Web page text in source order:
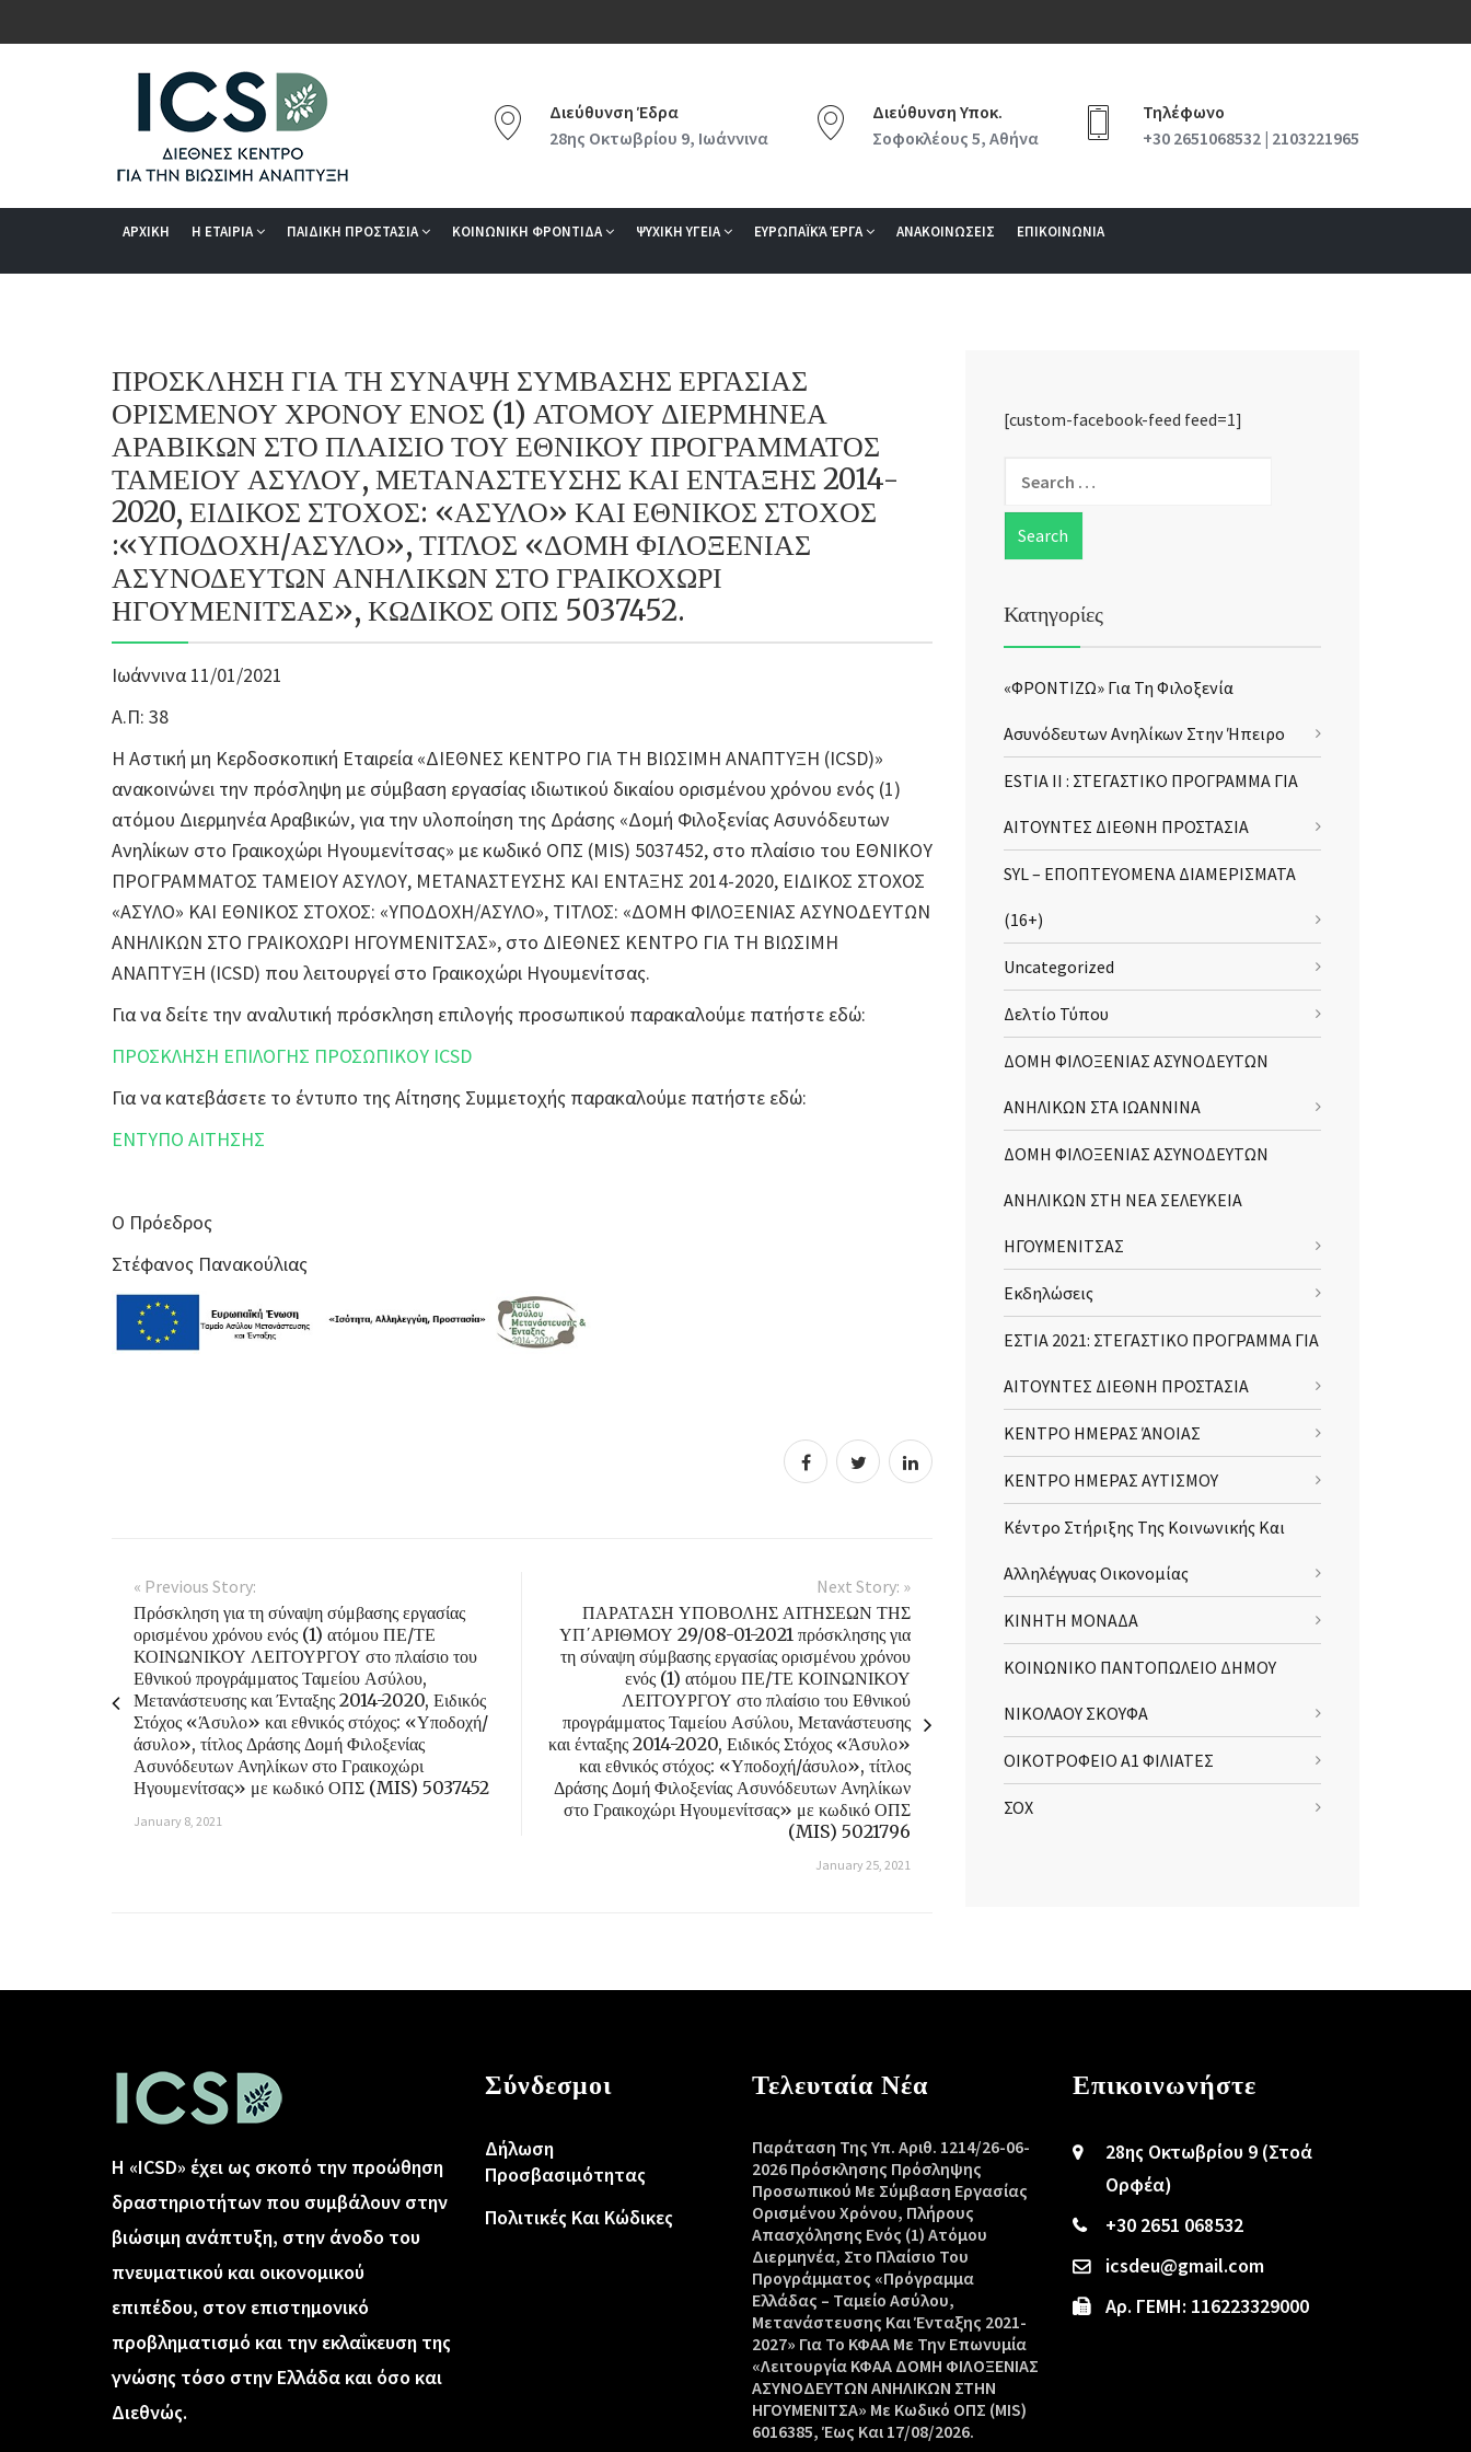
Διεύθυνση Έδρα
28ης Οκτωβρίου 9, Ιωάννινα
Διεύθυνση Υποκ.
Σοφοκλέους 5, Αθήνα
Τηλέφωνο
+30 2651068532 | 2103221965
ΑΡΧΙΚΗ Η ΕΤΑΙΡΙΑ ΠΑΙΔΙΚΗ ΠΡΟΣΤΑΣΙΑ ΚΟΙΝΩΝΙΚΗ ΦΡΟΝΤΙΔΑ ΨΥΧΙΚΗ ΥΓΕΙΑ ΕΥΡΩΠΑΪΚΆ ΈΡΓΑ ΑΝΑΚΟΙΝΩΣΕΙΣ ΕΠΙΚΟΙΝΩΝΙΑ
ΠΡΟΣΚΛΗΣΗ ΓΙΑ ΤΗ ΣΥΝΑΨΗ ΣΥΜΒΑΣΗΣ ΕΡΓΑΣΙΑΣ
ΟΡΙΣΜΕΝΟΥ ΧΡΟΝΟΥ ΕΝΟΣ (1) ΑΤΟΜΟΥ ΔΙΕΡΜΗΝΕΑ
ΑΡΑΒΙΚΩΝ ΣΤΟ ΠΛΑΙΣΙΟ ΤΟΥ ΕΘΝΙΚΟΥ ΠΡΟΓΡΑΜΜΑΤΟΣ
ΤΑΜΕΙΟΥ ΑΣΥΛΟΥ, ΜΕΤΑΝΑΣΤΕΥΣΗΣ ΚΑΙ ΕΝΤΑΞΗΣ 2014-
2020, ΕΙΔΙΚΟΣ ΣΤΟΧΟΣ: «ΑΣΥΛΟ» ΚΑΙ ΕΘΝΙΚΟΣ ΣΤΟΧΟΣ
:«ΥΠΟΔΟΧΗ/ΑΣΥΛΟ», ΤΙΤΛΟΣ «ΔΟΜΗ ΦΙΛΟΞΕΝΙΑΣ
ΑΣΥΝΟΔΕΥΤΩΝ ΑΝΗΛΙΚΩΝ ΣΤΟ ΓΡΑΙΚΟΧΩΡΙ
ΗΓΟΥΜΕΝΙΤΣΑΣ», ΚΩΔΙΚΟΣ ΟΠΣ 5037452.
Ιωάννινα 11/01/2021
Α.Π: 38
Η Αστική μη Κερδοσκοπική Εταιρεία «ΔΙΕΘΝΕΣ ΚΕΝΤΡΟ ΓΙΑ ΤΗ ΒΙΩΣΙΜΗ ΑΝΑΠΤΥΞΗ (ICSD)»
ανακοινώνει την πρόσληψη με σύμβαση εργασίας ιδιωτικού δικαίου ορισμένου χρόνου ενός (1)
ατόμου Διερμηνέα Αραβικών, για την υλοποίηση της Δράσης «Δομή Φιλοξενίας Ασυνόδευτων
Ανηλίκων στο Γραικοχώρι Ηγουμενίτσας» με κωδικό ΟΠΣ (MIS) 5037452, στο πλαίσιο του ΕΘΝΙΚΟΥ
ΠΡΟΓΡΑΜΜΑΤΟΣ ΤΑΜΕΙΟΥ ΑΣΥΛΟΥ, ΜΕΤΑΝΑΣΤΕΥΣΗΣ ΚΑΙ ΕΝΤΑΞΗΣ 2014-2020, ΕΙΔΙΚΟΣ ΣΤΟΧΟΣ
«ΑΣΥΛΟ» ΚΑΙ ΕΘΝΙΚΟΣ ΣΤΟΧΟΣ: «ΥΠΟΔΟΧΗ/ΑΣΥΛΟ», ΤΙΤΛΟΣ: «ΔΟΜΗ ΦΙΛΟΞΕΝΙΑΣ ΑΣΥΝΟΔΕΥΤΩΝ
ΑΝΗΛΙΚΩΝ ΣΤΟ ΓΡΑΙΚΟΧΩΡΙ ΗΓΟΥΜΕΝΙΤΣΑΣ», στο ΔΙΕΘΝΕΣ ΚΕΝΤΡΟ ΓΙΑ ΤΗ ΒΙΩΣΙΜΗ
ΑΝΑΠΤΥΞΗ (ICSD) που λειτουργεί στο Γραικοχώρι Ηγουμενίτσας.
Για να δείτε την αναλυτική πρόσκληση επιλογής προσωπικού παρακαλούμε πατήστε εδώ:
ΠΡΟΣΚΛΗΣΗ ΕΠΙΛΟΓΗΣ ΠΡΟΣΩΠΙΚΟΥ ICSD
Για να κατεβάσετε το έντυπο της Αίτησης Συμμετοχής παρακαλούμε πατήστε εδώ:
ΕΝΤΥΠΟ ΑΙΤΗΣΗΣ
Ο Πρόεδρος
Στέφανος Πανακούλιας
« Previous Story:
Πρόσκληση για τη σύναψη σύμβασης εργασίας
ορισμένου χρόνου ενός (1) ατόμου ΠΕ/ΤΕ
ΚΟΙΝΩΝΙΚΟΥ ΛΕΙΤΟΥΡΓΟΥ στο πλαίσιο του
Εθνικού προγράμματος Ταμείου Ασύλου,
Μετανάστευσης και Ένταξης 2014-2020, Ειδικός
Στόχος «Άσυλο» και εθνικός στόχος: «Υποδοχή/
άσυλο», τίτλος Δράσης Δομή Φιλοξενίας
Ασυνόδευτων Ανηλίκων στο Γραικοχώρι
Ηγουμενίτσας» με κωδικό ΟΠΣ (MIS) 5037452
January 8, 2021
Next Story: »
ΠΑΡΑΤΑΣΗ ΥΠΟΒΟΛΗΣ ΑΙΤΗΣΕΩΝ ΤΗΣ
ΥΠ΄ΑΡΙΘΜΟΥ 29/08-01-2021 πρόσκλησης για
τη σύναψη σύμβασης εργασίας ορισμένου χρόνου
ενός (1) ατόμου ΠΕ/ΤΕ ΚΟΙΝΩΝΙΚΟΥ
ΛΕΙΤΟΥΡΓΟΥ στο πλαίσιο του Εθνικού
προγράμματος Ταμείου Ασύλου, Μετανάστευσης
και ένταξης 2014-2020, Ειδικός Στόχος «Άσυλο»
και εθνικός στόχος: «Υποδοχή/άσυλο», τίτλος
Δράσης Δομή Φιλοξενίας Ασυνόδευτων Ανηλίκων
στο Γραικοχώρι Ηγουμενίτσας» με κωδικό ΟΠΣ
(MIS) 5021796
January 25, 2021
[custom-facebook-feed feed=1]
Κατηγορίες
«ΦΡΟΝΤΙΖΩ» Για Τη Φιλοξενία
Ασυνόδευτων Ανηλίκων Στην Ήπειρο
ESTIA II : ΣΤΕΓΑΣΤΙΚΟ ΠΡΟΓΡΑΜΜΑ ΓΙΑ
ΑΙΤΟΥΝΤΕΣ ΔΙΕΘΝΗ ΠΡΟΣΤΑΣΙΑ
SYL – ΕΠΟΠΤΕΥΟΜΕΝΑ ΔΙΑΜΕΡΙΣΜΑΤΑ
(16+)
Uncategorized
Δελτίο Τύπου
ΔΟΜΗ ΦΙΛΟΞΕΝΙΑΣ ΑΣΥΝΟΔΕΥΤΩΝ
ΑΝΗΛΙΚΩΝ ΣΤΑ ΙΩΑΝΝΙΝΑ
ΔΟΜΗ ΦΙΛΟΞΕΝΙΑΣ ΑΣΥΝΟΔΕΥΤΩΝ
ΑΝΗΛΙΚΩΝ ΣΤΗ ΝΕΑ ΣΕΛΕΥΚΕΙΑ
ΗΓΟΥΜΕΝΙΤΣΑΣ
Εκδηλώσεις
ΕΣΤΙΑ 2021: ΣΤΕΓΑΣΤΙΚΟ ΠΡΟΓΡΑΜΜΑ ΓΙΑ
ΑΙΤΟΥΝΤΕΣ ΔΙΕΘΝΗ ΠΡΟΣΤΑΣΙΑ
ΚΕΝΤΡΟ ΗΜΕΡΑΣ ΆΝΟΙΑΣ
ΚΕΝΤΡΟ ΗΜΕΡΑΣ ΑΥΤΙΣΜΟΥ
Κέντρο Στήριξης Της Κοινωνικής Και
Αλληλέγγυας Οικονομίας
ΚΙΝΗΤΗ ΜΟΝΑΔΑ
ΚΟΙΝΩΝΙΚΟ ΠΑΝΤΟΠΩΛΕΙΟ ΔΗΜΟΥ
ΝΙΚΟΛΑΟΥ ΣΚΟΥΦΑ
ΟΙΚΟΤΡΟΦΕΙΟ Α1 ΦΙΛΙΑΤΕΣ
ΣΟΧ
Η «ICSD» έχει ως σκοπό την προώθηση
δραστηριοτήτων που συμβάλουν στην
βιώσιμη ανάπτυξη, στην άνοδο του
πνευματικού και οικονομικού
επιπέδου, στον επιστημονικό
προβληματισμό και την εκλαΐκευση της
γνώσης τόσο στην Ελλάδα και όσο και
Διεθνώς.
Σύνδεσμοι
Δήλωση
Προσβασιμότητας
Πολιτικές Και Κώδικες
Τελευταία Νέα
Παράταση Της Υπ. Αριθ. 1214/26-06-
2026 Πρόσκλησης Πρόσληψης
Προσωπικού Με Σύμβαση Εργασίας
Ορισμένου Χρόνου, Πλήρους
Απασχόλησης Ενός (1) Ατόμου
Διερμηνέα, Στο Πλαίσιο Του
Προγράμματος «Πρόγραμμα
Ελλάδας – Ταμείο Ασύλου,
Μετανάστευσης Και Ένταξης 2021-
2027» Για Το ΚΦΑΑ Με Την Επωνυμία
«Λειτουργία ΚΦΑΑ ΔΟΜΗ ΦΙΛΟΞΕΝΙΑΣ
ΑΣΥΝΟΔΕΥΤΩΝ ΑΝΗΛΙΚΩΝ ΣΤΗΝ
ΗΓΟΥΜΕΝΙΤΣΑ» Με Κωδικό ΟΠΣ (MIS)
6016385, Έως Και 17/08/2026.
Επικοινωνήστε
28ης Οκτωβρίου 9 (Στοά
Ορφέα)
+30 2651 068532
icsdeu@gmail.com
Αρ. ΓΕΜΗ: 116223329000